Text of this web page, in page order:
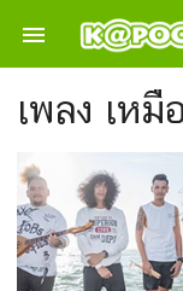

เพลง เห